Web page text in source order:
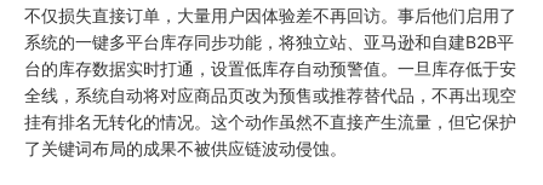
不仅损失直接订单，大量用户因体验差不再回访。事后他们启用了
系统的一键多平台库存同步功能，将独立站、亚马逊和自建B2B平
台的库存数据实时打通，设置低库存自动预警值。一旦库存低于安
全线，系统自动将对应商品页改为预售或推荐替代品，不再出现空
挂有排名无转化的情况。这个动作虽然不直接产生流量，但它保护
了关键词布局的成果不被供应链波动侵蚀。